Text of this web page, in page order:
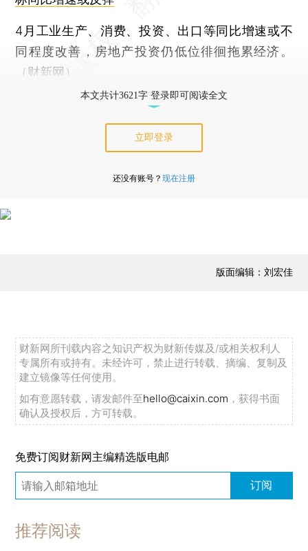
4月工业生产、消费、投资、出口等同比增速或不
同程度改善，房地产投资仍低位徘徊拖累经济。
（财新网）
本文共计3621字 登录即可阅读全文
立即登录
还没有账号？ 现在注册
版面编辑：刘宏佳
财新网所刊载内容之知识产权为财新传媒及/或相关权利人
专属所有或持有。未经许可，禁止进行转载、摘编、复制及
建立镜像等任何使用。
如有意愿转载，请发邮件至hello@caixin.com ，获得书面
确认及授权后，方可转载。
免费订阅财新网主编精选版电邮
订阅
推荐阅读